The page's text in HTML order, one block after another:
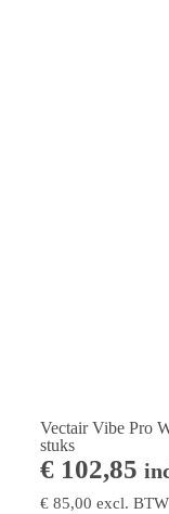
Vectair Vibe Pro
stuks
€102,85
€85,00 excl. BTW